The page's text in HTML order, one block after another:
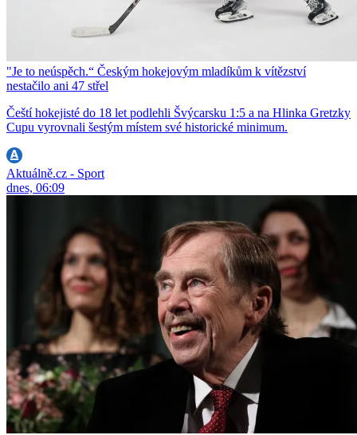
"Je to neúspěch.“ Českým hokejovým mladíkům k vítězství
nestačilo ani 47 střel
Čeští hokejisté do 18 let podlehli Švýcarsku 1:5 a na Hlinka Gretzky
Cupu vyrovnali šestým místem své historické minimum.
Aktuálně.cz - Sport
dnes, 06:09